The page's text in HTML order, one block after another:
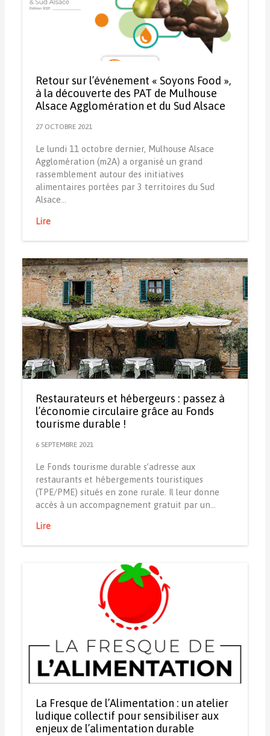
Retour sur l’événement « Soyons Food »,
à la découverte des PAT de Mulhouse
Alsace Agglomération et du Sud Alsace
27 OCTOBRE 2021
Le lundi 11 octobre dernier, Mulhouse Alsace
Agglomération (m2A) a organisé un grand
rassemblement autour des initiatives
alimentaires portées par 3 territoires du Sud
Alsace…
Lire
Restaurateurs et hébergeurs : passez à
l’économie circulaire grâce au Fonds
tourisme durable !
6 SEPTEMBRE 2021
Le Fonds tourisme durable s’adresse aux
restaurants et hébergements touristiques
(TPE/PME) situés en zone rurale. Il leur donne
accès à un accompagnement gratuit par un…
Lire
La Fresque de l’Alimentation : un atelier
ludique collectif pour sensibiliser aux
enjeux de l’alimentation durable